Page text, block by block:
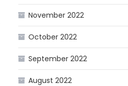
November 2022
October 2022
September 2022
August 2022